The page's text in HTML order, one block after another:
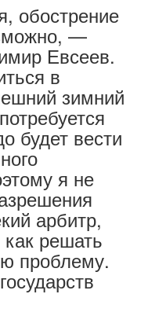
обострение
—
Евсеев.
в
зимний
будет вести
я не
арбитр,
решать
проблему.